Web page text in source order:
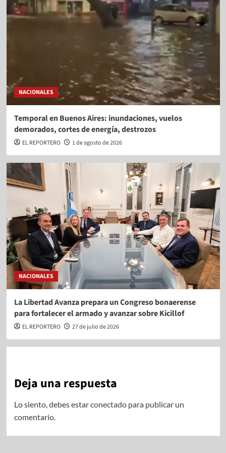
NACIONALES
Temporal en Buenos Aires: inundaciones, vuelos
demorados, cortes de energía, destrozos
EL REPORTERO 1 de agosto de 2026
NACIONALES
La Libertad Avanza prepara un Congreso bonaerense
para fortalecer el armado y avanzar sobre Kicillof
EL REPORTERO 27 de julio de 2026
Deja una respuesta
Lo siento, debes estarconectadopara publicar un
comentario.